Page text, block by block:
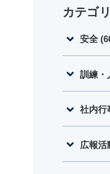
カテゴ
安全
訓練・
社内行
広報活